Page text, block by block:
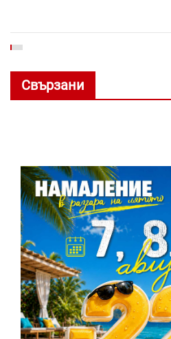
Свързани